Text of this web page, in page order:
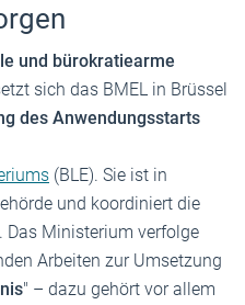
und bürokratiearme
sich das BMEL in Brüssel
des Anwendungsstarts
(BLE). Sie ist in
und koordiniert die
Das Ministerium verfolge
Arbeiten zur Umsetzung
" – dazu gehört vor allem